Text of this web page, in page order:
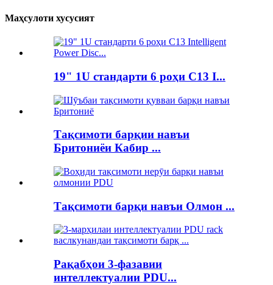
Маҳсулоти хусусият
19" 1U стандарти 6 роҳи C13 I...
Тақсимоти барқии навъи
Бритониёи Кабир ...
Тақсимоти барқи навъи Олмон ...
Рақабҳои 3-фазавии
интеллектуалии PDU...